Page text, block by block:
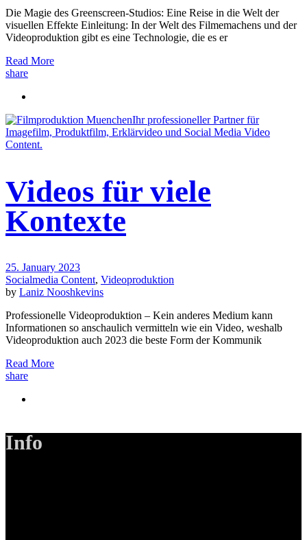
Die Magie des Greenscreen-Studios: Eine Reise in die Welt der
visuellen Effekte Einleitung: In der Welt des Filmemachens und der
Videoproduktion gibt es eine Technologie, die es er
Read More
share
Videos für viele
Kontexte
25. January 2023
Socialmedia Content, Videoproduktion
by Laniz Nooshkevins
Professionelle Videoproduktion – Kein anderes Medium kann
Informationen so anschaulich vermitteln wie ein Video, weshalb
Videoproduktion auch 2023 die beste Form der Kommunik
Read More
share
Info